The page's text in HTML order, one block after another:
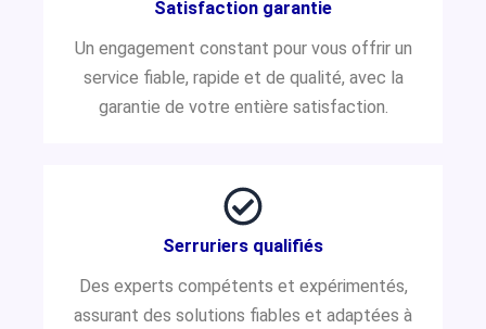
Satisfaction garantie
Un engagement constant pour vous offrir un
service fiable, rapide et de qualité, avec la
garantie de votre entière satisfaction.
Serruriers qualifiés
Des experts compétents et expérimentés,
assurant des solutions fiables et adaptées à